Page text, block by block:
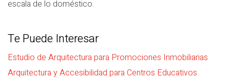
escala de lo doméstico.
Te Puede Interesar
Estudio de Arquitectura para Promociones Inmobiliarias
Arquitectura y Accesibilidad para Centros Educativos